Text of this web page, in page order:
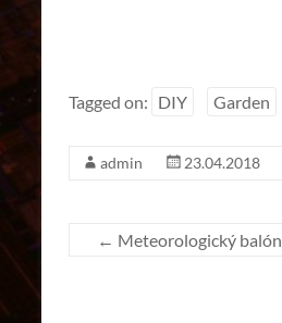
Tagged on: DIY Garden
admin 23.04.2018
← Meteorologický balón